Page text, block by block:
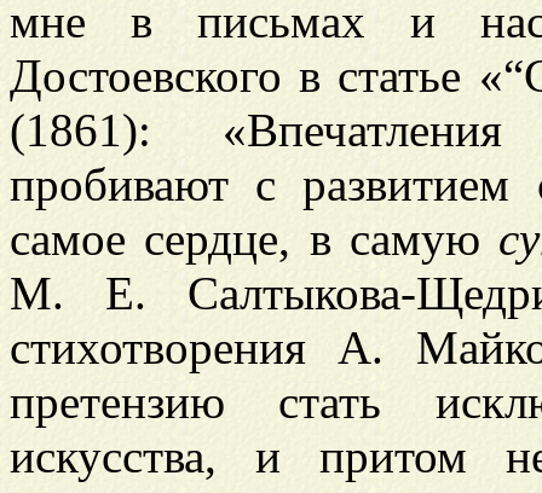
мне в письмах и
Достоевского в статье
(1861):
пробивают с
самое сердце, в самую
М. Е. Салтыкова-
стихотворения А.
претензию стать
искусства, и притом